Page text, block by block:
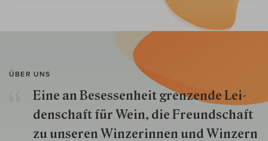
ÜBER UNS
Eine an Besessenheit gren­zende Lei­
den­schaft für Wein, die Freund­schaft
zu unseren Win­zer­innen und Win­zern